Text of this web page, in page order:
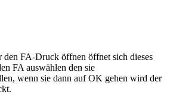
den FA-Druck öffnen öffnet sich dieses
FA auswählen den sie
wenn sie dann auf OK gehen wird der